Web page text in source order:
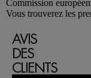
Commission
Vous trouverez les
AVIS
DES
CLIENTS